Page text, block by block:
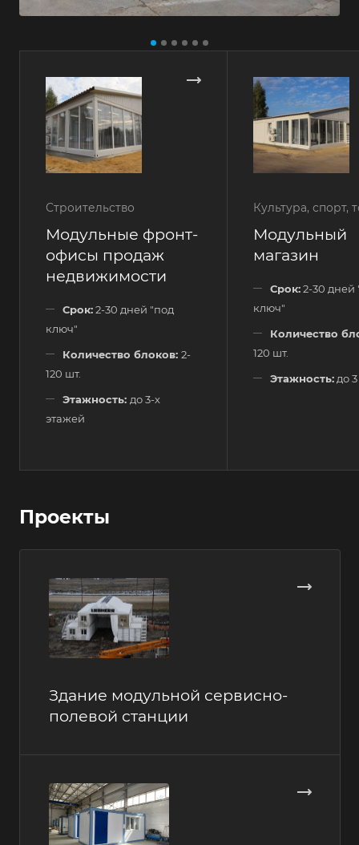
Строительство
Модульные фронт-
офисы продаж
недвижимости
Срок:2-30 дней "под
ключ"
Количество блоков: 2-
120 шт.
Этажность: до 3-х
этажей
Культура, спорт,
Модульный
магазин
Срок:2-30 дней
ключ"
Количество
120 шт.
Этажность:до
Проекты
Здание модульной сервисно-
полевой станции